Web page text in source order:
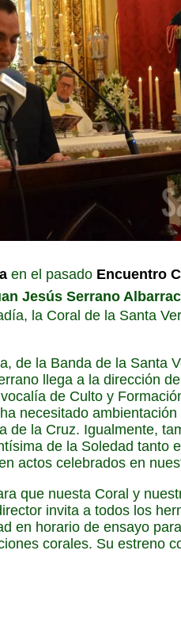
en el pasado Encuentro
Jesús Serrano
la Coral de la Santa
de la Banda de la Santa
llega a la dirección
de Culto y
necesitado
de la Cruz. Igualmente,
de la Soledad tanto
actos celebrados en
que nuesta Coral y
invita a todos los
en horario de ensayo
corales. Su estreno